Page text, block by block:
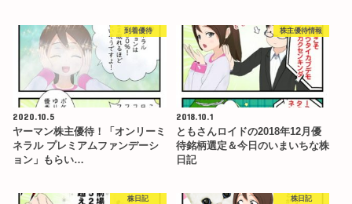
到着優待
2020.10.5
ヤーマン株主優待！「オンリーミ
ネラル プレミアムファンデーシ
ョン」もらい…
株主優待情報
2018.10.1
ともさんロイドの2018年12月優
待銘柄選定＆今日のいまいちな株
日記
株日記 株日記